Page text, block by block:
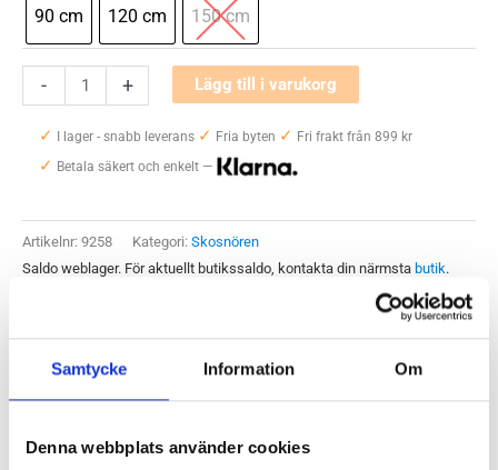
Samtycke Information Om
Denna webbplats använder cookies
90 cm 120 cm 150 cm
-
Medium
Flat
Laces
+ Lägg till i varukorg
✓ I lager - snabb leverans ✓ Fria byten ✓ Fri frakt från 899 kr
✓ Betala säkert och enkelt —
Artikelnr: 9258 Kategori: Skosnören
Saldo weblager. För aktuellt butikssaldo, kontakta din närmsta butik.
Produktegenskaper